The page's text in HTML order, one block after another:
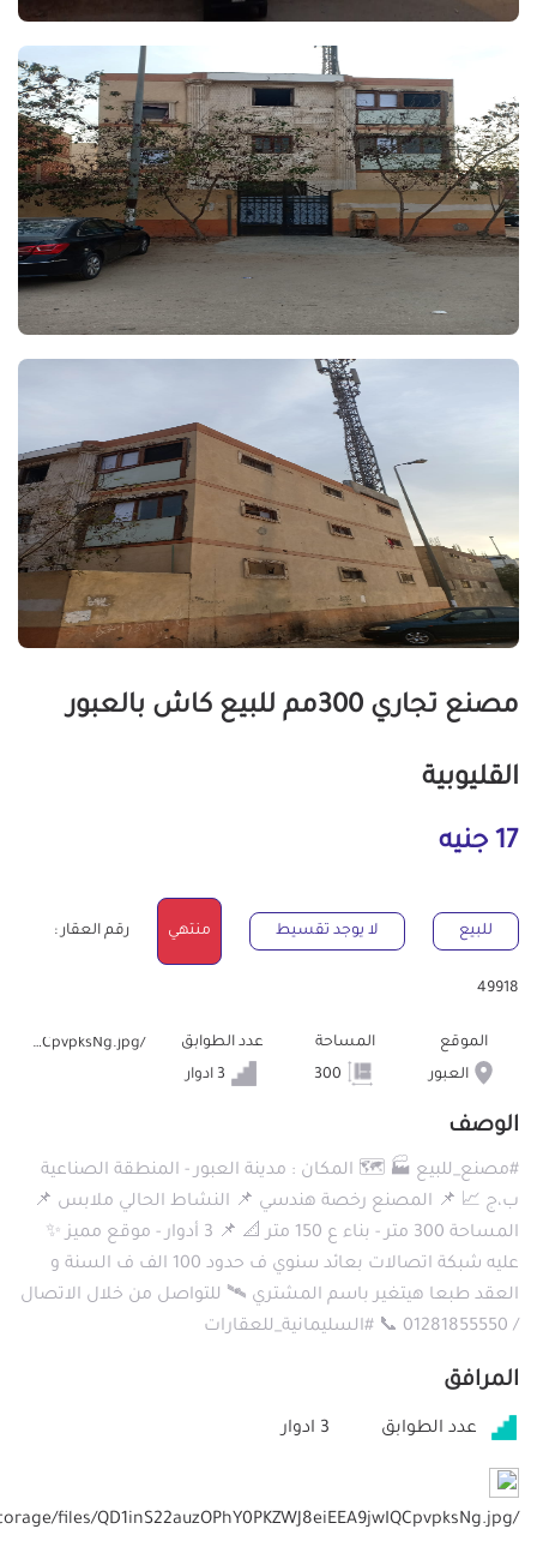
مصنع تجاري 300مم للبيع كاش بالعبور
القليوبية
17 جنيه
للبيع لا يوجد تقسيط منتهي رقم العقار :
49918
الموقع
العبور
المساحة
عدد الطوابق
/storage/files/QD1inS22auzOPhY0PKZWJ8eiEEA9jwIQCpvpksNg.jpg
الوصف
#مصنع_للبيع 🏭 🗺️ المكان : مدينة العبور - المنطقة الصناعية
ب،ج 📈 📌 المصنع رخصة هندسي 📌 النشاط الحالي ملابس 📌
المساحة 300 متر - بناء ع 150 متر 📐 📌 3 أدوار - موقع مميز ✨
عليه شبكة اتصالات بعائد سنوي ف حدود 100 الف ف السنة و
العقد طبعا هيتغير باسم المشتري 🛰️ للتواصل من خلال الاتصال
/ 01281855550 📞 #السليمانية_للعقارات
المرافق
عدد الطوابق 3 ادوار
/storage/files/QD1inS22auzOPhY0PKZWJ8eiEEA9jwIQCpvpksNg.jpg